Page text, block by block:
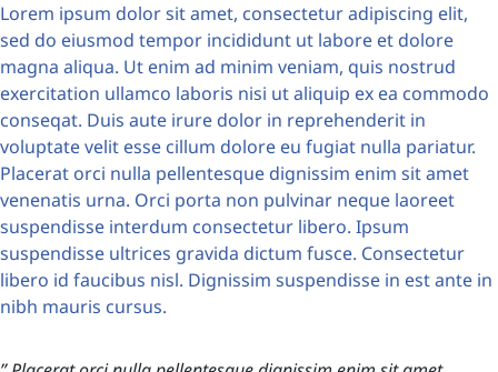
Lorem ipsum dolor sit amet, consectetur adipiscing elit,
sed do eiusmod tempor incididunt ut labore et dolore
magna aliqua. Ut enim ad minim veniam, quis nostrud
exercitation ullamco laboris nisi ut aliquip ex ea commodo
conseqat. Duis aute irure dolor in reprehenderit in
voluptate velit esse cillum dolore eu fugiat nulla pariatur.
Placerat orci nulla pellentesque dignissim enim sit amet
venenatis urna. Orci porta non pulvinar neque laoreet
suspendisse interdum consectetur libero. Ipsum
suspendisse ultrices gravida dictum fusce. Consectetur
libero id faucibus nisl. Dignissim suspendisse in est ante in
nibh mauris cursus.